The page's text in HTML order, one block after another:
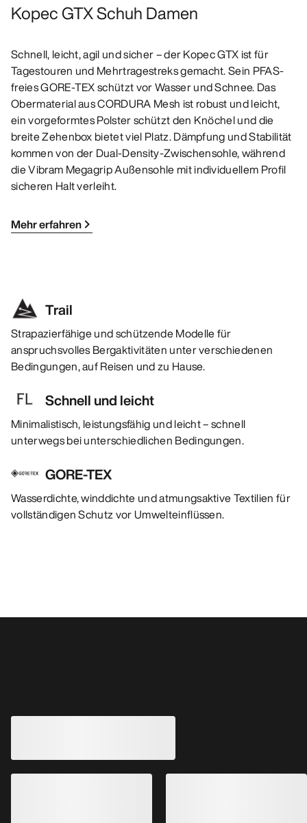
Kopec GTX Schuh Damen
Schnell, leicht, agil und sicher – der Kopec GTX ist für
Tagestouren und Mehrtragestreks gemacht. Sein PFAS-
freies GORE-TEX schützt vor Wasser und Schnee. Das
Obermaterial aus CORDURA Mesh ist robust und leicht,
ein vorgeformtes Polster schützt den Knöchel und die
breite Zehenbox bietet viel Platz. Dämpfung und Stabilität
kommen von der Dual-Density-Zwischensohle, während
die Vibram Megagrip Außensohle mit individuellem Profil
sicheren Halt verleiht.
Mehr erfahren
Trail
Strapazierfähige und schützende Modelle für
anspruchsvolles Bergaktivitäten unter verschiedenen
Bedingungen, auf Reisen und zu Hause.
Schnell und leicht
Minimalistisch, leistungsfähig und leicht – schnell
unterwegs bei unterschiedlichen Bedingungen.
GORE-TEX
Wasserdichte, winddichte und atmungsaktive Textilien für
vollständigen Schutz vor Umwelteinflüssen.